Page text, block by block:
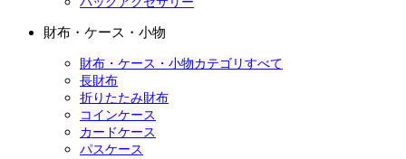
財布・ケース・小物
財布・ケース・小物カテゴリすべて
長財布
折りたたみ財布
コインケース
カードケース
パスケース